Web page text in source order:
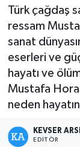
Türk çağdaş
ressam
sanat
eserleri ve
hayatı ve
Mustafa
neden
KEVSER
EDITÖR
Teknoloji
Kültür -
Yaşam
Haber